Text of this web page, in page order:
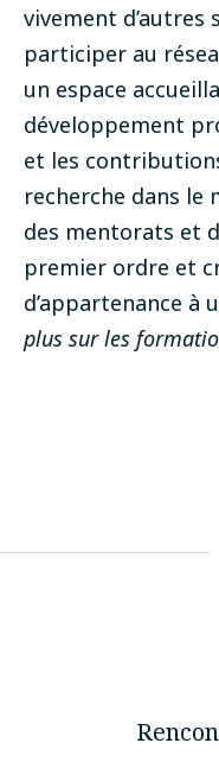
vivement d’autres
participer au
un espace
développement
et les
recherche dans le
des mentorats et
premier ordre et
d’appartenance à
plus sur les